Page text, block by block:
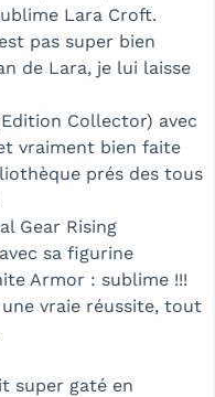
Lara Croft.
pas super bien
de Lara, je lui laisse
Collector) avec
vraiment bien faite
prés des tous
Gear Rising
sa figurine
Armor : sublime !!!
vraie réussite, tout
super gaté en